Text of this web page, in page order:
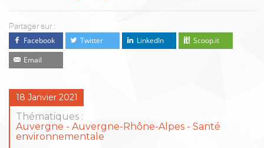
Partager sur :
Facebook Twitter LinkedIn
Scoop.it
Email
18 Janvier 2021
Thématiques :
Auvergne
Auvergne-Rhône-Alpes
Santé
environnementale